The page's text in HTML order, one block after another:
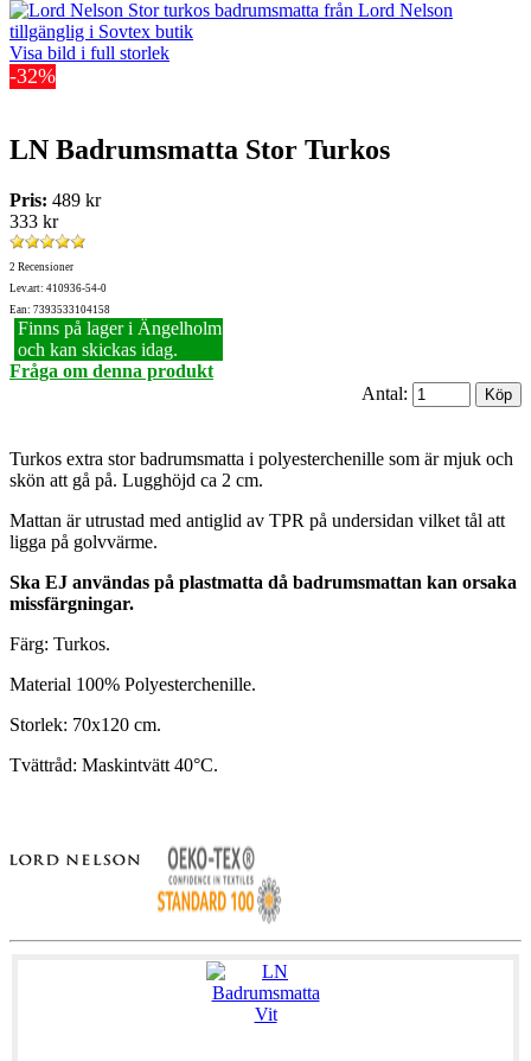
Visa bild i full storlek
-32%
LN Badrumsmatta Stor Turkos
Pris: 489 kr
333 kr
2 Recensioner
Lev.art: 410936-54-0
Ean: 7393533104158
Finns på lager i Ängelholm
och kan skickas idag.
Fråga om denna produkt
Antal:
Turkos extra stor badrumsmatta i polyesterchenille som är mjuk och
skön att gå på. Lugghöjd ca 2 cm.
Mattan är utrustad med antiglid av TPR på undersidan vilket tål att
ligga på golvvärme.
Ska EJ användas på plastmatta då badrumsmattan kan orsaka
missfärgningar.
Färg: Turkos.
Material 100% Polyesterchenille.
Storlek: 70x120 cm.
Tvättråd: Maskintvätt 40°C.